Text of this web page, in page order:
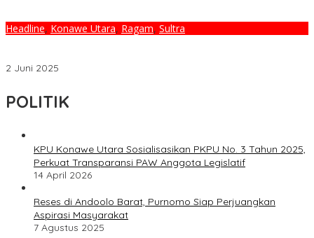
Headline, Konawe Utara, Ragam, Sultra
2 Juni 2025
POLITIK
KPU Konawe Utara Sosialisasikan PKPU No. 3 Tahun 2025,
Perkuat Transparansi PAW Anggota Legislatif
14 April 2026
Reses di Andoolo Barat, Purnomo Siap Perjuangkan
Aspirasi Masyarakat
7 Agustus 2025